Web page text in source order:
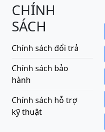
CHÍNH
SÁCH
Chính sách đổi trả
Chính sách bảo
hành
Chính sách hỗ trợ
kỹ thuật